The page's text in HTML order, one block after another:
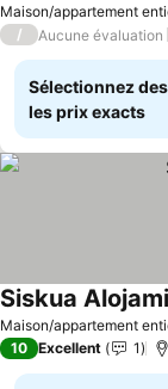
Maison/appartement
/ Aucune évaluation
Sélectionnez
les prix exacts
Maison/appartement
Siskua
10 Excellent 1